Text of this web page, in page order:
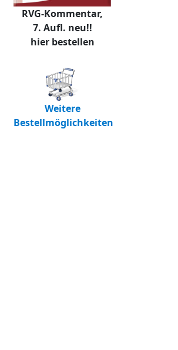
RVG-Kommentar,
7. Aufl. neu!!
hier bestellen
Weitere
Bestellmöglichkeiten